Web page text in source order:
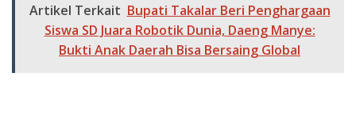
Artikel Terkait Bupati Takalar Beri Penghargaan
Siswa SD Juara Robotik Dunia, Daeng Manye:
Bukti Anak Daerah Bisa Bersaing Global